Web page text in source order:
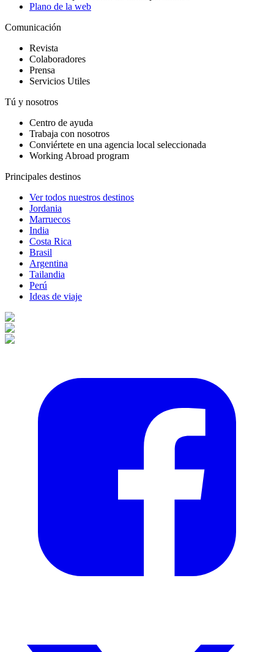
Plano de la web
Comunicación
Revista
Colaboradores
Prensa
Servicios Utiles
Tú y nosotros
Centro de ayuda
Trabaja con nosotros
Conviértete en una agencia local seleccionada
Working Abroad program
Principales destinos
Ver todos nuestros destinos
Jordania
Marruecos
India
Costa Rica
Brasil
Argentina
Tailandia
Perú
Ideas de viaje